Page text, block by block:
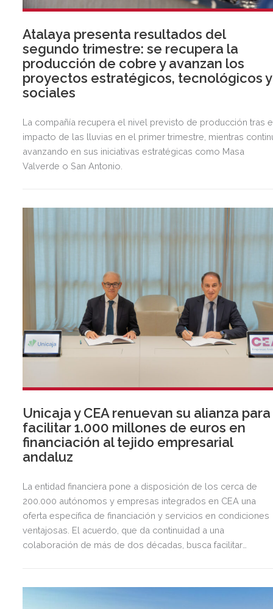
Atalaya presenta resultados del
segundo trimestre: se recupera la
producción de cobre y avanzan los
proyectos estratégicos, tecnológicos y
sociales
La compañía recupera el nivel previsto de producción tras
impacto de las lluvias en el primer trimestre, mientras
avanzando en sus iniciativas estratégicas como Masa
Valverde o San Antonio.
Unicaja y CEA renuevan su alianza para
facilitar 1.000 millones de euros en
financiación al tejido empresarial
andaluz
La entidad financiera pone a disposición de los cerca de
200.000 autónomos y empresas integrados en CEA una
oferta específica de financiación y servicios en condiciones
ventajosas. El acuerdo, que da continuidad a una
colaboración de más de dos décadas, busca facilitar
Unicaja a empresas, pymes y autónomos, uno de los